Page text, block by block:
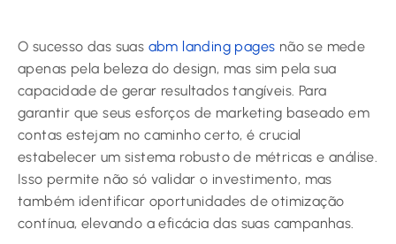
O sucesso das suas abm landing pages não se mede
apenas pela beleza do design, mas sim pela sua
capacidade de gerar resultados tangíveis. Para
garantir que seus esforços de marketing baseado em
contas estejam no caminho certo, é crucial
estabelecer um sistema robusto de métricas e análise.
Isso permite não só validar o investimento, mas
também identificar oportunidades de otimização
contínua, elevando a eficácia das suas campanhas.